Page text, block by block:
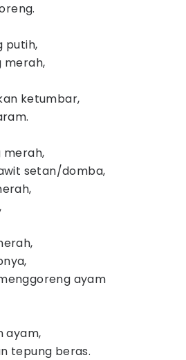
putih,
merah,
ketumbar,
merah,
setan/domba,
ayam
ayam,
tepung beras.